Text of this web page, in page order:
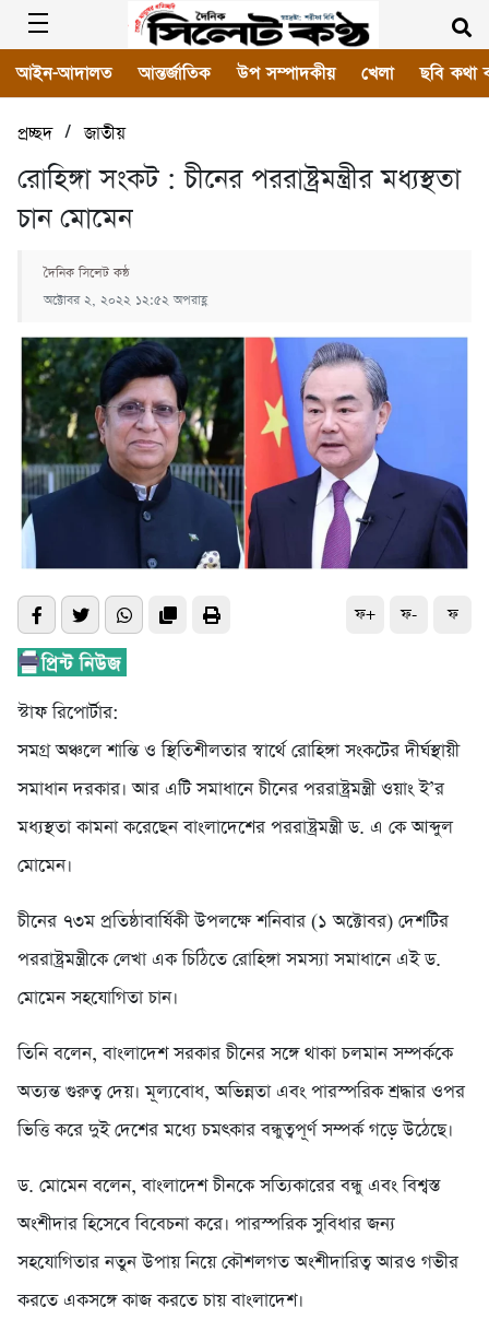
আইন-আদালত আন্তর্জাতিক উপ সম্পাদকীয় খেলা ছবি কথা
প্রচ্ছদ/জাতীয়
রোহিঙ্গা সংকট : চীনের পররাষ্ট্রমন্ত্রীর মধ্যস্থতা
চান মোমেন
দৈনিক সিলেট কন্ঠ
অক্টোবর ২, ২০২২ ১২:৫২ অপরাহ্ণ
ফ+ ফ- ফ
স্টাফ রিপোর্টার:
সমগ্র অঞ্চলে শান্তি ও স্থিতিশীলতার স্বার্থে রোহিঙ্গা সংকটের দীর্ঘস্থায়ী
সমাধান দরকার। আর এটি সমাধানে চীনের পররাষ্ট্রমন্ত্রী ওয়াং ই’র
মধ্যস্থতা কামনা করেছেন বাংলাদেশের পররাষ্ট্রমন্ত্রী ড. এ কে আব্দুল
মোমেন।
চীনের ৭৩ম প্রতিষ্ঠাবার্ষিকী উপলক্ষে শনিবার (১ অক্টোবর) দেশটির
পররাষ্ট্রমন্ত্রীকে লেখা এক চিঠিতে রোহিঙ্গা সমস্যা সমাধানে এই ড.
মোমেন সহযোগিতা চান।
তিনি বলেন, বাংলাদেশ সরকার চীনের সঙ্গে থাকা চলমান সম্পর্ককে
অত্যন্ত গুরুত্ব দেয়। মূল্যবোধ, অভিন্নতা এবং পারস্পরিক শ্রদ্ধার ওপর
ভিত্তি করে দুই দেশের মধ্যে চমৎকার বন্ধুত্বপূর্ণ সম্পর্ক গড়ে উঠেছে।
ড. মোমেন বলেন, বাংলাদেশ চীনকে সত্যিকারের বন্ধু এবং বিশ্বস্ত
অংশীদার হিসেবে বিবেচনা করে। পারস্পরিক সুবিধার জন্য
সহযোগিতার নতুন উপায় নিয়ে কৌশলগত অংশীদারিত্ব আরও গভীর
করতে একসঙ্গে কাজ করতে চায় বাংলাদেশ।